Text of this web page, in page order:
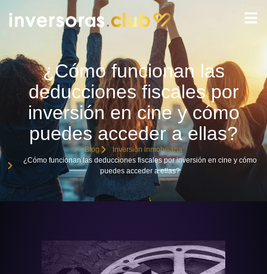
¿Cómo funcionan las
deducciones fiscales por
inversión en cine y cómo
puedes acceder a ellas?
Blog
Inversión inmobiliaria
¿Cómo funcionan las deducciones fiscales por inversión en cine y cómo
puedes acceder a ellas?